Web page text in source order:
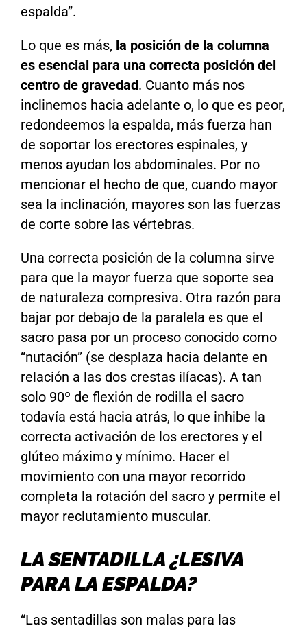
espalda”.
Lo que es más, la posición de la columna
es esencial para una correcta posición del
centro de gravedad. Cuanto más nos
inclinemos hacia adelante o, lo que es peor,
redondeemos la espalda, más fuerza han
de soportar los erectores espinales, y
menos ayudan los abdominales. Por no
mencionar el hecho de que, cuando mayor
sea la inclinación, mayores son las fuerzas
de corte sobre las vértebras.
Una correcta posición de la columna sirve
para que la mayor fuerza que soporte sea
de naturaleza compresiva. Otra razón para
bajar por debajo de la paralela es que el
sacro pasa por un proceso conocido como
“nutación” (se desplaza hacia delante en
relación a las dos crestas ilíacas). A tan
solo 90º de flexión de rodilla el sacro
todavía está hacia atrás, lo que inhibe la
correcta activación de los erectores y el
glúteo máximo y mínimo. Hacer el
movimiento con una mayor recorrido
completa la rotación del sacro y permite el
mayor reclutamiento muscular.
LA SENTADILLA ¿LESIVA
PARA LA ESPALDA?
“Las sentadillas son malas para las